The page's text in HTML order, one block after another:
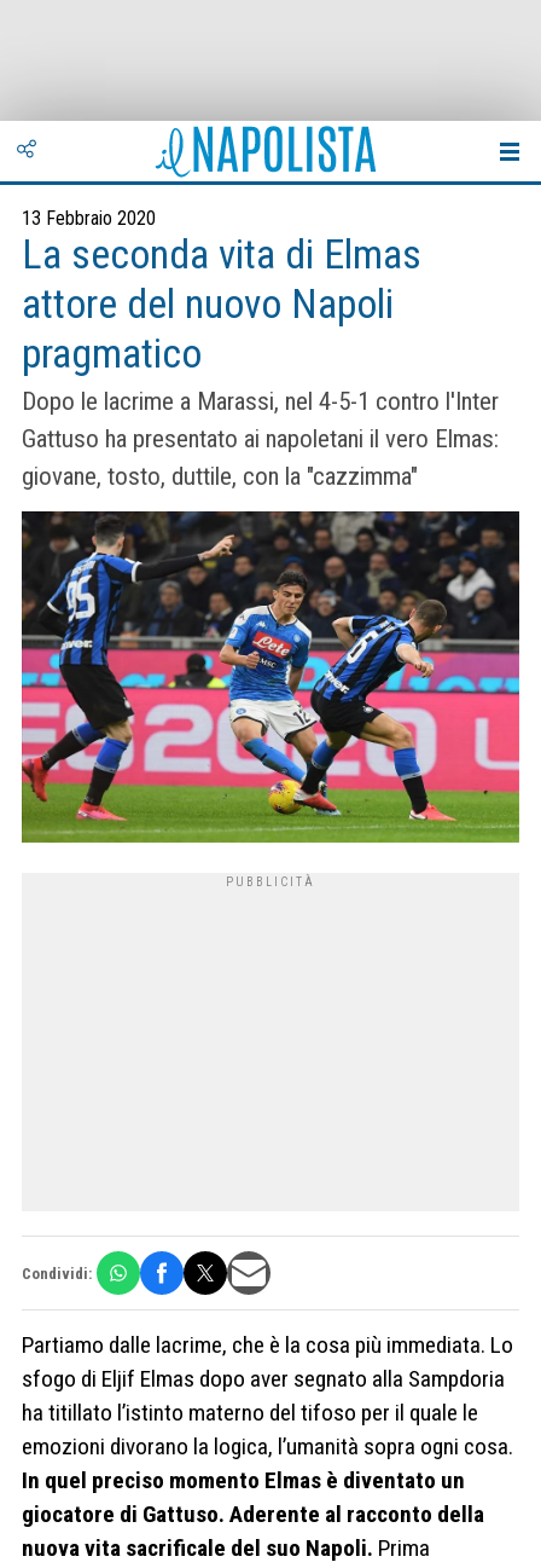
13 Febbraio 2020
La seconda vita di Elmas
attore del nuovo Napoli
pragmatico
Dopo le lacrime a Marassi, nel 4-5-1 contro l'Inter
Gattuso ha presentato ai napoletani il vero Elmas:
giovane, tosto, duttile, con la "cazzimma"
Condividi:
Partiamo dalle lacrime, che è la cosa più immediata. Lo
sfogo di Eljif Elmas dopo aver segnato alla Sampdoria
ha titillato l’istinto materno del tifoso per il quale le
emozioni divorano la logica, l’umanità sopra ogni cosa.
In quel preciso momento Elmas è diventato un
giocatore di Gattuso. Aderente al racconto della
nuova vita sacrificale del suo Napoli. Prima